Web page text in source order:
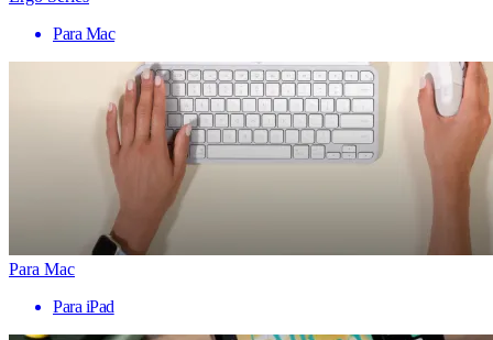
Para Mac
Para Mac
Para iPad